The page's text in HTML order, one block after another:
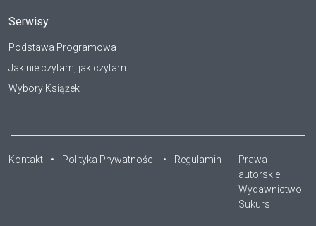
Serwisy
Podstawa Programowa
Jak nie czytam, jak czytam
Wybory Książek
Kontakt • Polityka Prywatności • Regulamin
Prawa
autorskie:
Wydawnictwo
Sukurs